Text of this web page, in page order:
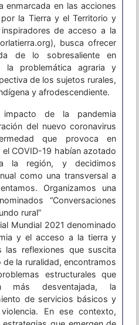
enmarcada en las acciones
la Tierra y el Territorio y
de acceso a la
busca ofrecer
de lo sobresaliente en
la problemática agraria y
de los sujetos rurales,
y afrodescendiente.
de la pandemia
del nuevo coronavirus
que provoca en
COVID-19 habían azotado
la región, y decidimos
como una transversal a
Organizamos una
“Conversaciones
rural”
Mundial 2021 denominado
y el acceso a la tierra y
las reflexiones que suscita
la ruralidad, encontramos
estructurales que
más desventajada, la
de servicios básicos y
En ese contexto,